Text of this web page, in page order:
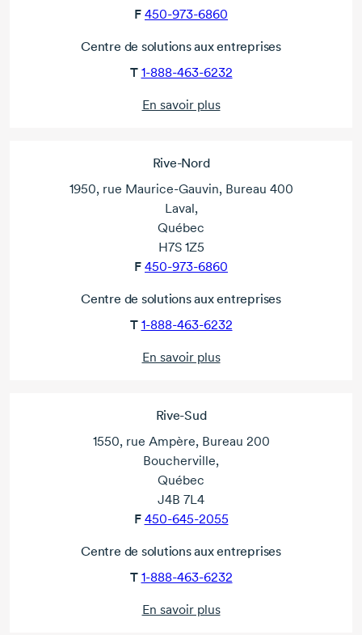
F 450-973-6860
Centre de solutions aux entreprises
T 1-888-463-6232
En savoir plus
Rive-Nord
1950, rue Maurice-Gauvin, Bureau 400
Laval,
Québec
H7S 1Z5
F 450-973-6860
Centre de solutions aux entreprises
T 1-888-463-6232
En savoir plus
Rive-Sud
1550, rue Ampère, Bureau 200
Boucherville,
Québec
J4B 7L4
F 450-645-2055
Centre de solutions aux entreprises
T 1-888-463-6232
En savoir plus